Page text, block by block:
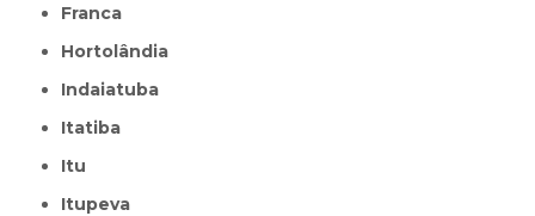
Franca
Hortolândia
Indaiatuba
Itatiba
Itu
Itupeva